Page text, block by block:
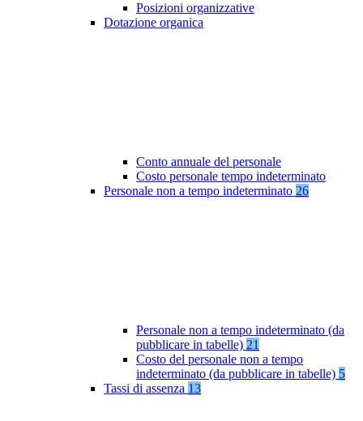
Posizioni organizzative
Dotazione organica
Conto annuale del personale
Costo personale tempo indeterminato
Personale non a tempo indeterminato 26
Personale non a tempo indeterminato (da
pubblicare in tabelle) 21
Costo del personale non a tempo
indeterminato (da pubblicare in tabelle) 5
Tassi di assenza 13